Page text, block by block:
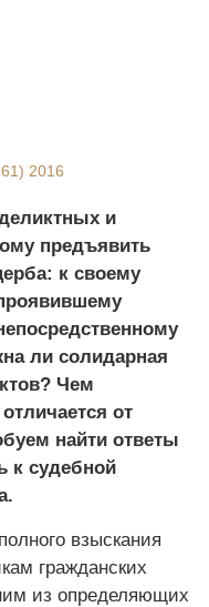
2016
и
предъявить
к своему
ли солидарная
Чем
от
найти ответы
к судебной
взыскания
гражданских
из определяющих